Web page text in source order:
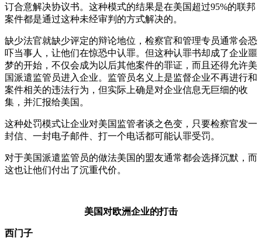
订合意解决协议书。这种模式的结果是在美国超过95%的联邦
案件都是通过这种未经审判的方式解决的。
缺少法官就缺少评定的辩论地位，检察官和管理专员通常会恐
吓当事人，让他们在惊恐中认罪。但这种认罪书却成了企业噩
梦的开始，不仅会成为以后其他案件的罪证，而且还得允许美
国派遣监管员进入企业。监管员名义上是监督企业不再进行和
案件相关的违法行为，但实际上确是对企业信息无巨细的收
集，并汇报给美国。
这种处罚模式让企业对美国监管者谈之色变，只要检察官发一
封信、一封电子邮件、打一个电话都可能认罪受罚。
对于美国派遣监管员的做法美国的盟友通常都会选择沉默，而
这也让他们付出了沉重代价。
美国对欧洲企业的打击
西门子